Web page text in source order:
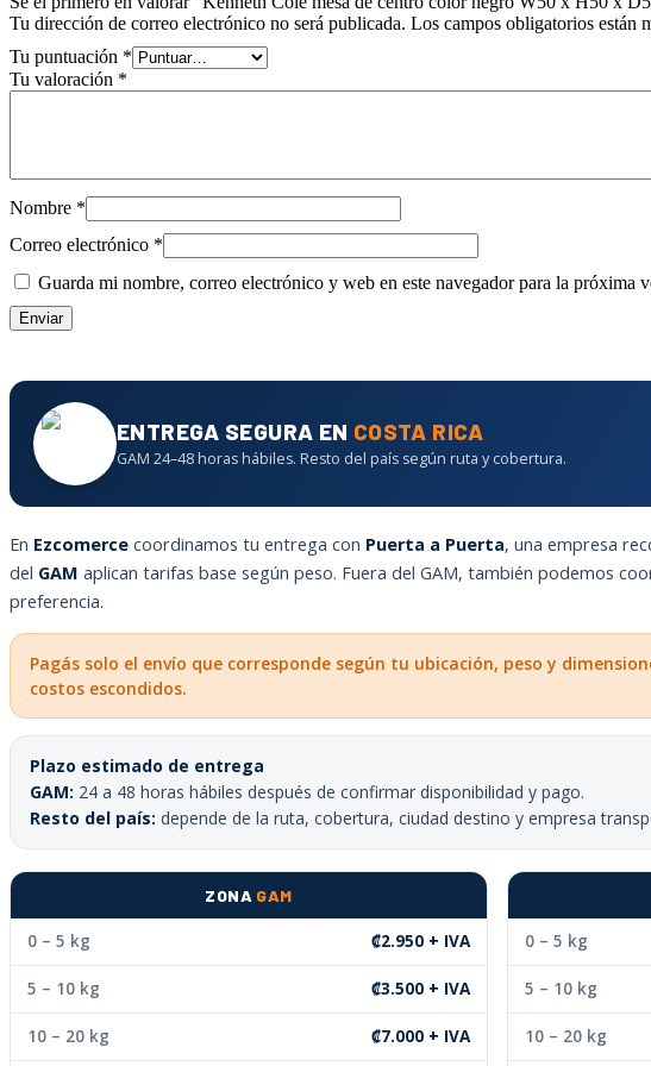
Tu dirección de correo electrónico no será publicada. Los campos obligatorios están
Tu puntuación *
Tu valoración *
Nombre *
Correo electrónico *
Guarda mi nombre, correo electrónico y web en este navegador para la próxima
ENTREGA SEGURA EN COSTA RICA
GAM 24–48 horas hábiles. Resto del país según ruta y cobertura.
En Ezcomerce coordinamos tu entrega con Puerta a Puerta, una empresa
del GAM aplican tarifas base según peso. Fuera del GAM, también podemos
preferencia.
Pagás solo el envío que corresponde según tu ubicación, peso y
costos escondidos.
Plazo estimado de entrega
GAM: 24 a 48 horas hábiles después de confirmar disponibilidad y pago.
Resto del país: depende de la ruta, cobertura, ciudad destino y empresa
ZONA GAM
0 – 5 kg ₡2.950 + IVA
5 – 10 kg ₡3.500 + IVA
10 – 20 kg ₡7.000 + IVA
0 – 5 kg
5 – 10 kg
10 – 20 kg